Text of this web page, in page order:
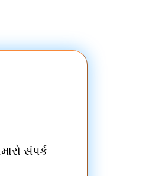
સંપર્ક